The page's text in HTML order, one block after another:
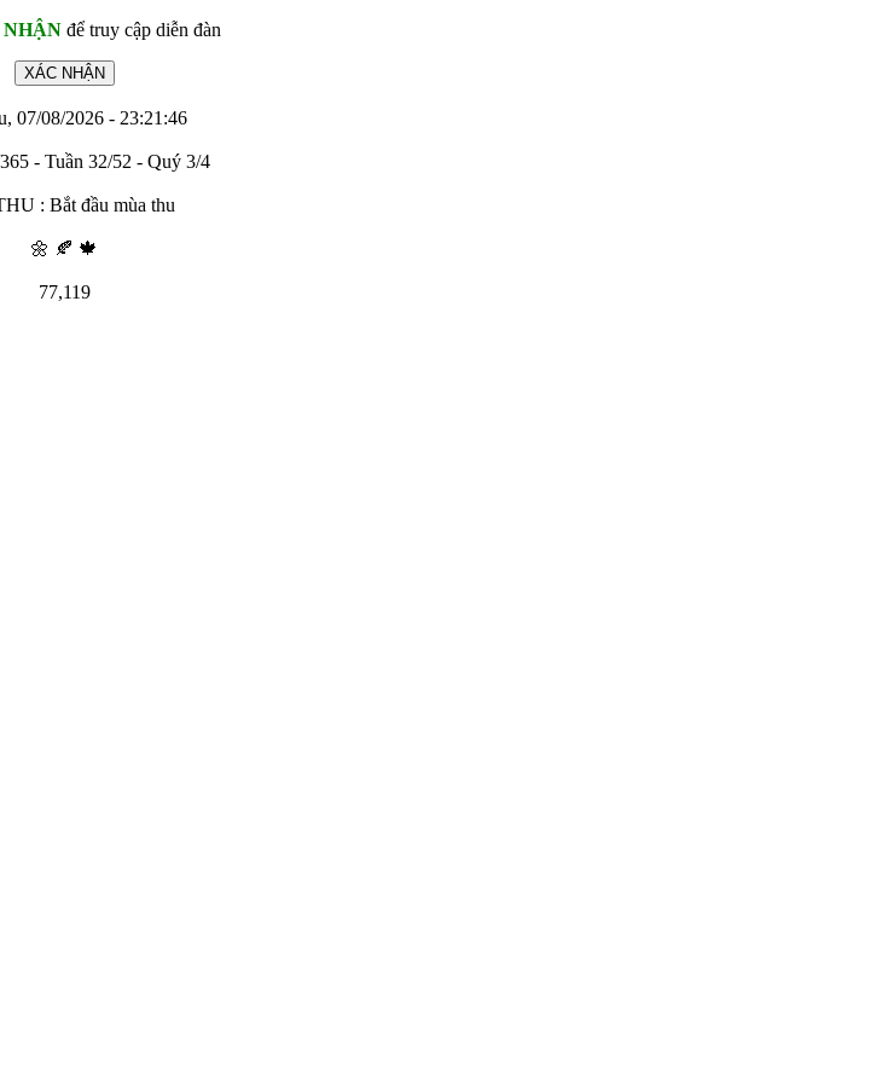
để truy cập diễn đàn
07/08/2026 - 23:21:46
- Tuần 32/52 - Quý 3/4
: Bắt đầu mùa thu
🌼 🍂 🍁
77,119